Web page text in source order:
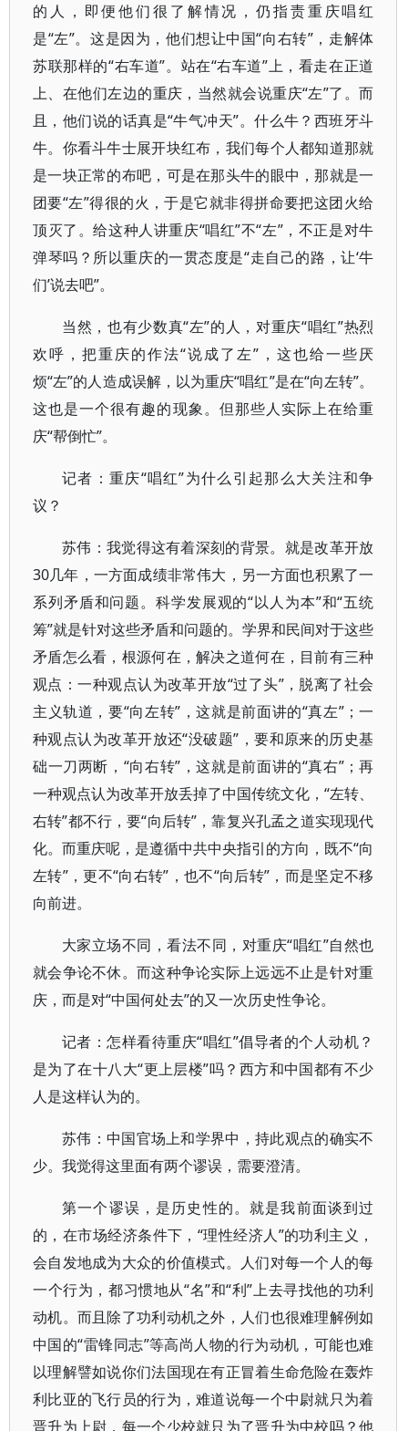
的人，即便他们很了解情况，仍指责重庆唱红
是“左”。这是因为，他们想让中国“向右转”，走解体
苏联那样的“右车道”。站在“右车道”上，看走在正道
上、在他们左边的重庆，当然就会说重庆“左”了。而
且，他们说的话真是“牛气冲天”。什么牛？西班牙斗
牛。你看斗牛士展开块红布，我们每个人都知道那就
是一块正常的布吧，可是在那头牛的眼中，那就是一
团要“左”得很的火，于是它就非得拼命要把这团火给
顶灭了。给这种人讲重庆“唱红”不“左”，不正是对牛
弹琴吗？所以重庆的一贯态度是“走自己的路，让‘牛
们’说去吧”。
当然，也有少数真“左”的人，对重庆“唱红”热烈
欢呼，把重庆的作法“说成了左”，这也给一些厌
烦“左”的人造成误解，以为重庆“唱红”是在“向左转”。
这也是一个很有趣的现象。但那些人实际上在给重
庆“帮倒忙”。
记者：重庆“唱红”为什么引起那么大关注和争
议？
苏伟：我觉得这有着深刻的背景。就是改革开放
30几年，一方面成绩非常伟大，另一方面也积累了一
系列矛盾和问题。科学发展观的“以人为本”和“五统
筹”就是针对这些矛盾和问题的。学界和民间对于这些
矛盾怎么看，根源何在，解决之道何在，目前有三种
观点：一种观点认为改革开放“过了头”，脱离了社会
主义轨道，要“向左转”，这就是前面讲的“真左”；一
种观点认为改革开放还“没破题”，要和原来的历史基
础一刀两断，“向右转”，这就是前面讲的“真右”；再
一种观点认为改革开放丢掉了中国传统文化，“左转、
右转”都不行，要“向后转”，靠复兴孔孟之道实现现代
化。而重庆呢，是遵循中共中央指引的方向，既不“向
左转”，更不“向右转”，也不“向后转”，而是坚定不移
向前进。
大家立场不同，看法不同，对重庆“唱红”自然也
就会争论不休。而这种争论实际上远远不止是针对重
庆，而是对“中国何处去”的又一次历史性争论。
记者：怎样看待重庆“唱红”倡导者的个人动机？
是为了在十八大“更上层楼”吗？西方和中国都有不少
人是这样认为的。
苏伟：中国官场上和学界中，持此观点的确实不
少。我觉得这里面有两个谬误，需要澄清。
第一个谬误，是历史性的。就是我前面谈到过
的，在市场经济条件下，“理性经济人”的功利主义，
会自发地成为大众的价值模式。人们对每一个人的每
一个行为，都习惯地从“名”和“利”上去寻找他的功利
动机。而且除了功利动机之外，人们也很难理解例如
中国的“雷锋同志”等高尚人物的行为动机，可能也难
以理解譬如说你们法国现在有正冒着生命危险在轰炸
利比亚的飞行员的行为，难道说每一个中尉就只为着
晋升为上尉，每一个少校就只为了晋升为中校吗？他